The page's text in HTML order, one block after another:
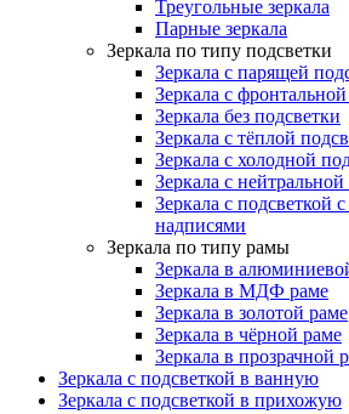
Треугольные зеркала
Парные зеркала
Зеркала по типу подсветки
Зеркала с парящей
Зеркала с
Зеркала без подсветки
Зеркала с тёплой
Зеркала с холодной
Зеркала с нейтральной
Зеркала с подсветкой
надписями
Зеркала по типу рамы
Зеркала в
Зеркала в МДФ раме
Зеркала в золотой раме
Зеркала в чёрной раме
Зеркала в прозрачной
Зеркала с подсветкой в ванную
Зеркала с подсветкой в прихожую